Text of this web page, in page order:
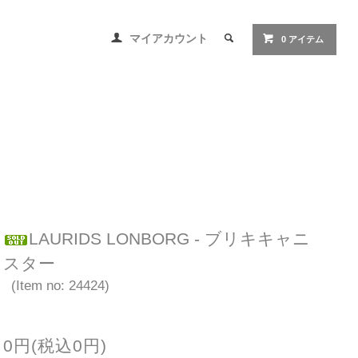
マイアカウント 0 アイテム
LAURIDS LONBORG - ブリキキャニ
スター
(Item no: 24424)
0円(税込0円)